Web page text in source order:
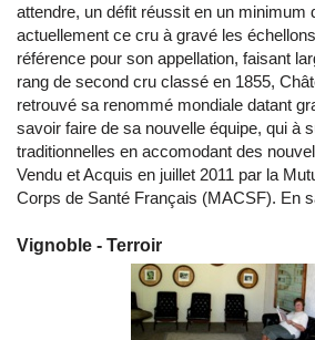
attendre, un défit réussit en un minimum
actuellement ce cru à gravé les
référence pour son appellation, faisant
rang de second cru classé en 1855,
retrouvé sa renommé mondiale datant
savoir faire de sa nouvelle équipe, qui à
traditionnelles en accomodant des
Vendu et Acquis en juillet 2011 par la
Corps de Santé Français (MACSF). En
Vignoble - Terroir